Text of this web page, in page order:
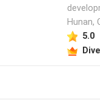
Hunan,
5.0